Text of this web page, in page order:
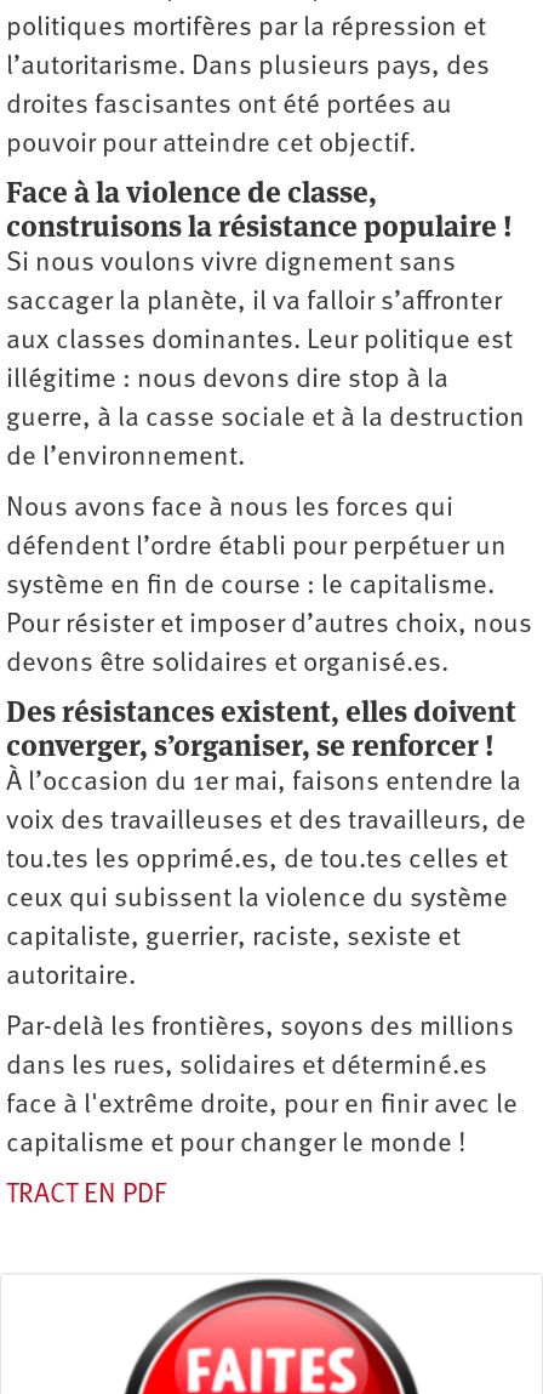
politiques mortifères par la répression et
l’autoritarisme. Dans plusieurs pays, des
droites fascisantes ont été portées au
pouvoir pour atteindre cet objectif.
Face à la violence de classe,
construisons la résistance populaire !
Si nous voulons vivre dignement sans
saccager la planète, il va falloir s’affronter
aux classes dominantes. Leur politique est
illégitime : nous devons dire stop à la
guerre, à la casse sociale et à la destruction
de l’environnement.
Nous avons face à nous les forces qui
défendent l’ordre établi pour perpétuer un
système en fin de course : le capitalisme.
Pour résister et imposer d’autres choix, nous
devons être solidaires et organisé.es.
Des résistances existent, elles doivent
converger, s’organiser, se renforcer !
À l’occasion du 1er mai, faisons entendre la
voix des travailleuses et des travailleurs, de
tou.tes les opprimé.es, de tou.tes celles et
ceux qui subissent la violence du système
capitaliste, guerrier, raciste, sexiste et
autoritaire.
Par-delà les frontières, soyons des millions
dans les rues, solidaires et déterminé.es
face à l'extrême droite, pour en finir avec le
capitalisme et pour changer le monde !
TRACT EN PDF